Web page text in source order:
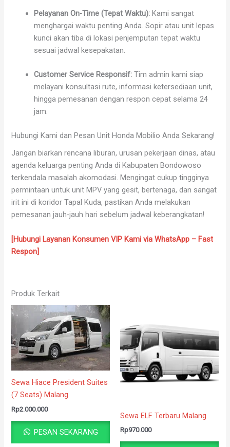
Pelayanan On-Time (Tepat Waktu): Kami sangat
menghargai waktu penting Anda. Sopir atau unit lepas
kunci akan tiba di lokasi penjemputan tepat waktu
sesuai jadwal kesepakatan.
Customer Service Responsif: Tim admin kami siap
melayani konsultasi rute, informasi ketersediaan unit,
hingga pemesanan dengan respon cepat selama 24
jam.
Hubungi Kami dan Pesan Unit Honda Mobilio Anda Sekarang!
Jangan biarkan rencana liburan, urusan pekerjaan dinas, atau
agenda keluarga penting Anda di Kabupaten Bondowoso
terkendala masalah akomodasi. Mengingat cukup tingginya
permintaan untuk unit MPV yang gesit, bertenaga, dan sangat
irit ini di koridor Tapal Kuda, pastikan Anda melakukan
pemesanan jauh-jauh hari sebelum jadwal keberangkatan!
[Hubungi Layanan Konsumen VIP Kami via WhatsApp – Fast
Respon]
Produk Terkait
Sewa Hiace President Suites
(7 Seats) Malang
Rp2.000.000
PESAN SEKARANG
Sewa ELF Terbaru Malang
Rp970.000